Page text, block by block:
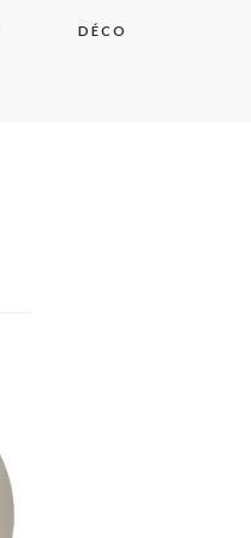
DÉCO